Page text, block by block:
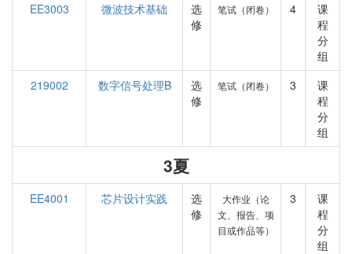
EE3003
微波技术基础
选
修
笔试（闭卷） 4
课
程
分
组
219002
数字信号处理B
选
修
笔试（闭卷） 3
课
程
分
组
3夏
EE4001 芯片设计实践
选
修
大作业（论
文、报告、项
目或作品等）
3
课
程
分
组